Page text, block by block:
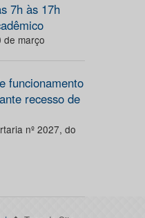
7h às 17h
de março
funcionamento
recesso de
nº 2027, do